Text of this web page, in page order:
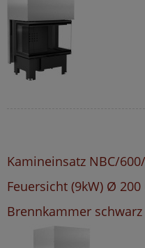
Kamineinsatz NBC/
Feuersicht (9kW) Ø
Brennkammer schwarz